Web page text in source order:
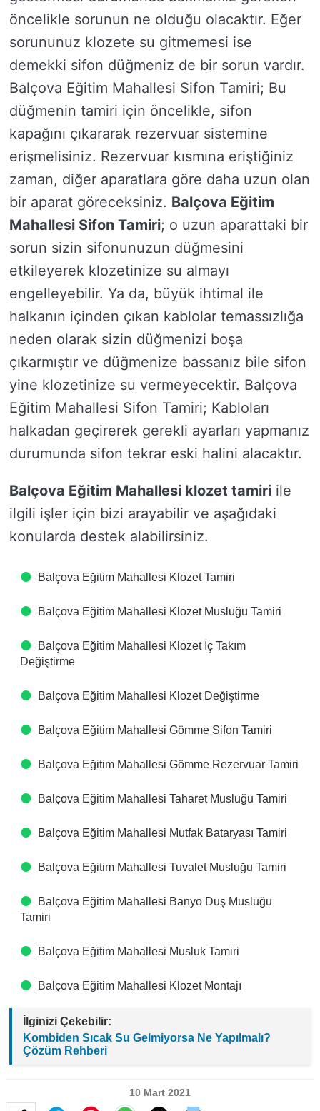
öncelikle sorunun ne olduğu olacaktır. Eğer
sorununuz klozete su gitmemesi ise
demekki sifon düğmeniz de bir sorun vardır.
Balçova Eğitim Mahallesi Sifon Tamiri; Bu
düğmenin tamiri için öncelikle, sifon
kapağını çıkararak rezervuar sistemine
erişmelisiniz. Rezervuar kısmına eriştiğiniz
zaman, diğer aparatlara göre daha uzun olan
bir aparat göreceksiniz. Balçova Eğitim
Mahallesi Sifon Tamiri; o uzun aparattaki bir
sorun sizin sifonunuzun düğmesini
etkileyerek klozetinize su almayı
engelleyebilir. Ya da, büyük ihtimal ile
halkanın içinden çıkan kablolar temassızlığa
neden olarak sizin düğmenizi boşa
çıkarmıştır ve düğmenize bassanız bile sifon
yine klozetinize su vermeyecektir. Balçova
Eğitim Mahallesi Sifon Tamiri; Kabloları
halkadan geçirerek gerekli ayarları yapmanız
durumunda sifon tekrar eski halini alacaktır.
Balçova Eğitim Mahallesi klozet tamiri ile
ilgili işler için bizi arayabilir ve aşağıdaki
konularda destek alabilirsiniz.
Balçova Eğitim Mahallesi Klozet Tamiri
Balçova Eğitim Mahallesi Klozet Musluğu Tamiri
Balçova Eğitim Mahallesi Klozet İç Takım
Değiştirme
Balçova Eğitim Mahallesi Klozet Değiştirme
Balçova Eğitim Mahallesi Gömme Sifon Tamiri
Balçova Eğitim Mahallesi Gömme Rezervuar Tamiri
Balçova Eğitim Mahallesi Taharet Musluğu Tamiri
Balçova Eğitim Mahallesi Mutfak Bataryası Tamiri
Balçova Eğitim Mahallesi Tuvalet Musluğu Tamiri
Balçova Eğitim Mahallesi Banyo Duş Musluğu
Tamiri
Balçova Eğitim Mahallesi Musluk Tamiri
Balçova Eğitim Mahallesi Klozet Montajı
İlginizi Çekebilir:
Kombiden Sıcak Su Gelmiyorsa Ne Yapılmalı?
Çözüm Rehberi
10 Mart 2021